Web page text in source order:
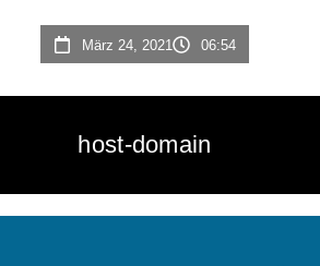
März 24, 2021 06:54
host-domain